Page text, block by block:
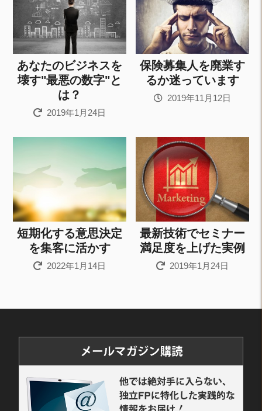
あなたのビジネスを
壊す"最悪の数字"と
は？
2019年1月24日
保険募集人を廃業す
るか迷っています
2019年11月12日
短期化する意思決定
を集客に活かす
2022年1月14日
最新技術でセミナー
満足度を上げた実例
2019年1月24日